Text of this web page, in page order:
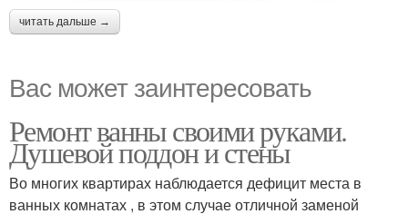
читать дальше →
Вас может заинтересовать
Ремонт ванны своими руками.
Душевой поддон и стены
Во многих квартирах наблюдается дефицит места в
ванных комнатах , в этом случае отличной заменой